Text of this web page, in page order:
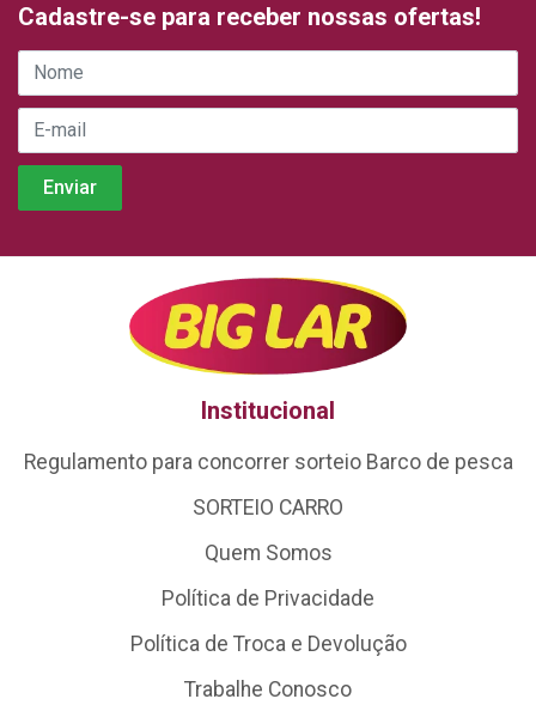
Cadastre-se para receber nossas ofertas!
Institucional
Regulamento para concorrer sorteio Barco de pesca
SORTEIO CARRO
Quem Somos
Política de Privacidade
Política de Troca e Devolução
Trabalhe Conosco